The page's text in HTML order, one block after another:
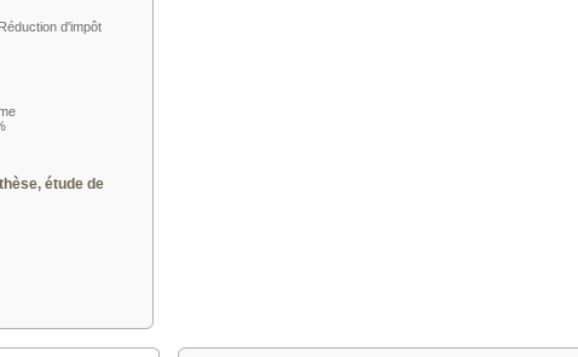
d'impôt
étude de